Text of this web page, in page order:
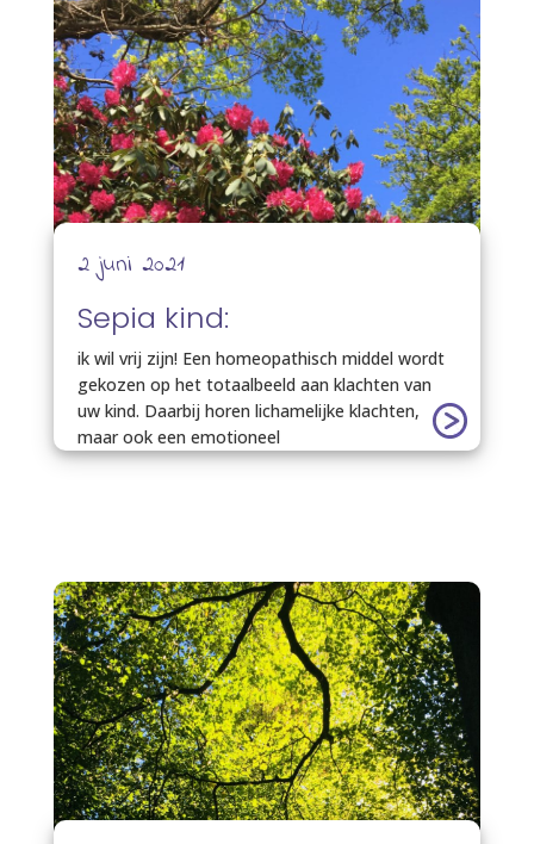
2 juni 2021
Sepia kind:
ik wil vrij zijn! Een homeopathisch middel wordt
gekozen op het totaalbeeld aan klachten van
uw kind. Daarbij horen lichamelijke klachten,
maar ook een emotioneel